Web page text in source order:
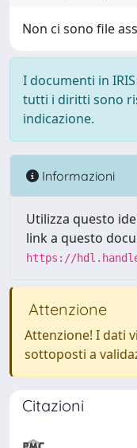
Non ci sono file
I documenti in
tutti i diritti sono
indicazione.
Informazioni
Utilizza questo
link a questo
https://
Attenzione
Attenzione! I dati
sottoposti a
Citazioni